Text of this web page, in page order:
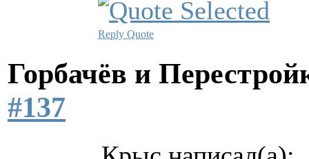
Reply Quote
Горбачёв и
#137